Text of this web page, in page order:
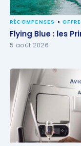
Flying Blue : les
RÉCOMPENSES
Flying Blue : les
5 août 2026